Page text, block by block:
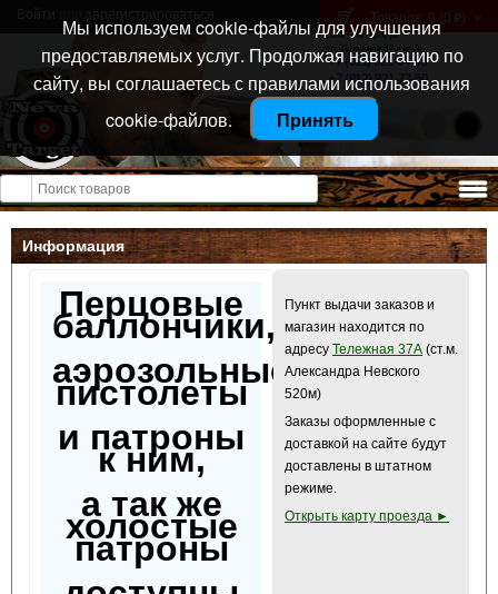
Санкт-Петербург
ул. Тележная 37 лит А
+7 (911) 021-04-08
+7 (812) 921-73-50
Товаров: 0 (0 p )
Открыть меню
Информация
Перцовые
баллончики,
аэрозольные
пистолеты
и патроны
к ним,
а так же
холостые
патроны
Пункт выдачи заказов и
магазин находится по
адресу Тележная 37А (ст.м.
Александра Невского
520м)
Заказы оформленные с
доставкой на сайте будут
доставлены в штатном
режиме.
Открыть карту проезда ►
Мы используем cookie-файлы для улучшения
предоставляемых услуг. Продолжая навигацию по
сайту, вы соглашаетесь с правилами использования
cookie-файлов.
Принять